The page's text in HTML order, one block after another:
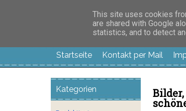
Manus
Startseite Kontakt per Mail
Kategorien
This site uses cookies
are shared with Google
statistics, and to detect